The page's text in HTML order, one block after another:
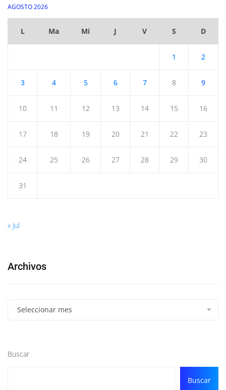
AGOSTO 2026
L Ma Mi J V S D
1 2
3 4 5 6 7 8 9
10 11 12 13 14 15 16
17 18 19 20 21 22 23
24 25 26 27 28 29 30
31
« Jul
Archivos
Seleccionar mes
Buscar
Buscar